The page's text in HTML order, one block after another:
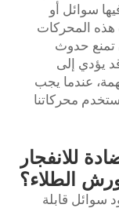
سوائل أو
هذه المحركات
تمنع حدوث
يؤدي إلى
عندما يجب
محركاتنا
للانفجار
الطلاء؟
سوائل قابلة